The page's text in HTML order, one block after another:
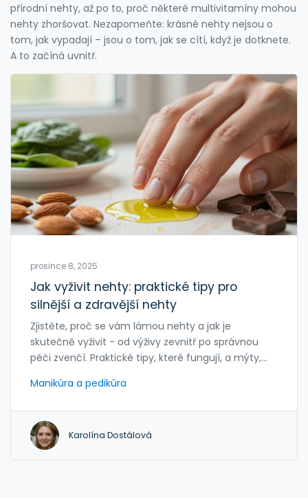
přírodní nehty, až po to, proč některé multivitamíny mohou
nehty zhoršovat. Nezapomeňte: krásné nehty nejsou o
tom, jak vypadají – jsou o tom, jak se cítí, když je dotknete.
A to začíná uvnitř.
prosince 8, 2025
Jak vyživit nehty: praktické tipy pro
silnější a zdravější nehty
Zjistěte, proč se vám lámou nehty a jak je
skutečně vyživit - od výživy zevnitř po správnou
péči zvenčí. Praktické tipy, které fungují, a mýty,
Manikúra a pedikúra
Karolína Dostálová